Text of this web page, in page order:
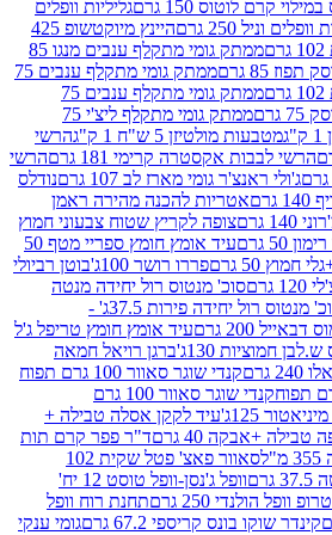
150 גרם
גליליות וופלים
היינץ מיוקטשופ 425
ממתק גומי מתקלף ענבים מנגו 85
ממתק גומי מתקלף ענבים 75
ממתק גומי מתקלף ענבים 75
ממתק גומי מתקלף ליצ'י 75
5 ש"ח 1 ק"ג
הרשי
קרימי 181 גרם
הרשי
גומי מארז לב 107 גרם
נודלס
להכנה מהירה ראמן
צופה לקריץ שטוח צבעוני חמוץ
עיד אומץ חומץ ספריי מטף 50
פררו רושר 100ג'
בוטן רביולי
סוכ' מנטוס רול יחידה מנטה
סוכ' מנטוס רול יחידה פירות 37.5ג' -
עיד אומץ חומץ טריפל ג'ל
ברגן רויאל חמאה
קנדי שוגר סאוור 100 גרם תפוח
קנדי שוגר סאוור 100 גרם
עיד לקקן אסלה טבילה +
גרם
ד"ר פפר קרם תות
סאוור פאצ' פטל שקית 102
וופל ג'נסן-וופל טוסט 12 יח'
גרם
תחנת רוח וופל
קריספי 67.2 גרם
גומי ענקי